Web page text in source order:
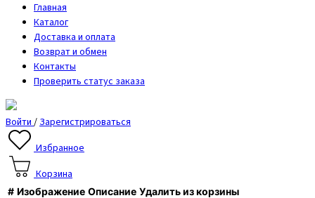
Главная
Каталог
Доставка и оплата
Возврат и обмен
Контакты
Проверить статус заказа
Войти/Зарегистрироваться
Избранное
Корзина
# Изображение Описание Удалить из корзины